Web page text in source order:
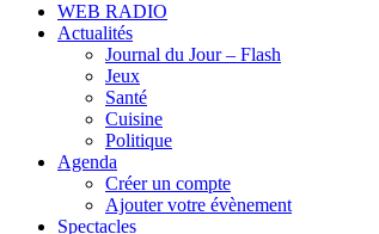
WEB RADIO
Actualités
Journal du Jour – Flash
Jeux
Santé
Cuisine
Politique
Agenda
Créer un compte
Ajouter votre évènement
Spectacles